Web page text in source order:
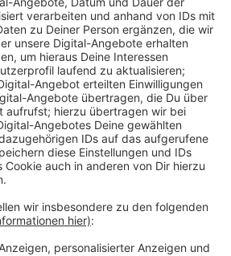
um 12 und um 15 Uhr vom
Bahnsteig 8, Tickets
und in den Kundencentern.
Infos zu diesem Thema: